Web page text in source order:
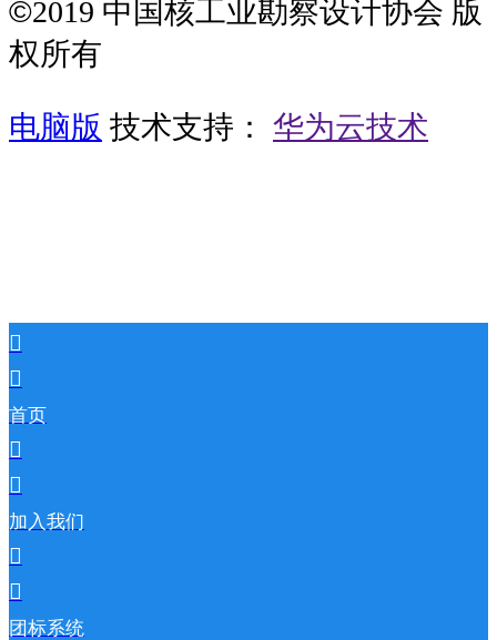
©2019 中国核工业勘察设计协会 版
权所有
电脑版 技术支持： 华为云技术
首页
加入我们
团标系统